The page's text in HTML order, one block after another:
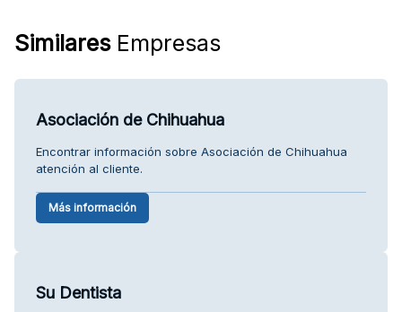
SimilaresEmpresas
Asociación de Chihuahua
Encontrar información sobre Asociación de Chihuahua
atención al cliente.
Más información
Su Dentista